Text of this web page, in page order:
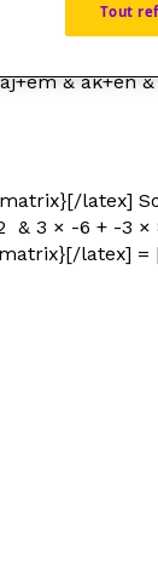
de la
a & e\\b &
& ak+en
latex]
3 × -6 + -3
latex]
Tout